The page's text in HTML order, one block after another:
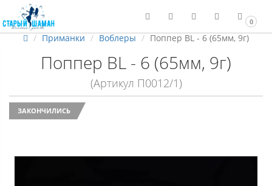
0
Приманки Воблеры Поппер BL - 6 (65мм, 9г)
Поппер BL - 6 (65мм, 9г)
(Артикул П0012/1)
ЗАКОНЧИЛИСЬ